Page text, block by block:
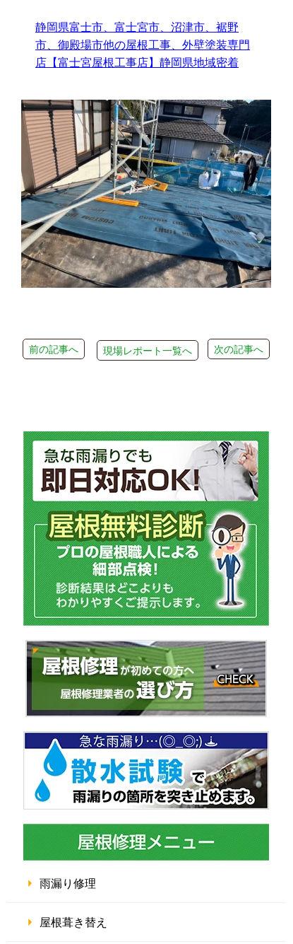
静岡県富士市、富士宮市、沼津市、裾野
市、御殿場市他の屋根工事、外壁塗装専門
店【富士宮屋根工事店】静岡県地域密着
前の記事へ 次の記事へ
現場レポート一覧へ
雨漏り修理
屋根葺き替え